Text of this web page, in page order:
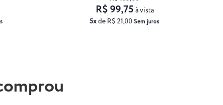
5xde R$ 21,00 Sem juros
R$ 99,75 à vista